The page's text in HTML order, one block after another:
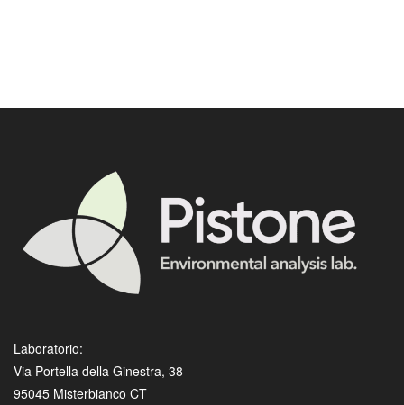
Laboratorio:
Via Portella della Ginestra, 38
95045 Misterbianco CT